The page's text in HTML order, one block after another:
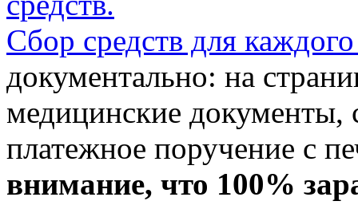
Сбор средств для
документально: на
медицинские документы,
платежное поручение с
внимание, что 100%